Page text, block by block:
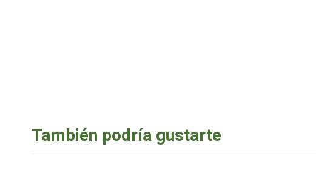
También podría gustarte